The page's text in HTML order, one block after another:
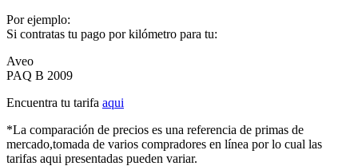
Por ejemplo:
Si contratas tu pago por kilómetro para tu:
Aveo
PAQ B 2009
Encuentra tu tarifa aqui
*La comparación de precios es una referencia de primas de
mercado,tomada de varios compradores en línea por lo cual las
tarifas aqui presentadas pueden variar.